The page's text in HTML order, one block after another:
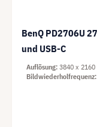
BenQ PD2706U
und USB-C
Auflösung 3840 x 2160
Bildwiederholfrequenz